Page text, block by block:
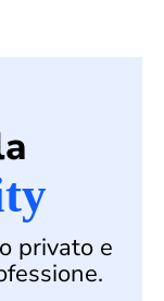
privato e